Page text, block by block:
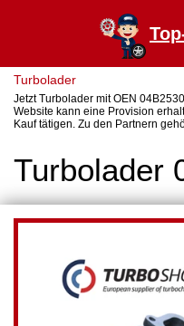
Turbolader
Jetzt Turbolader mit OEN
Website kann eine Provision
Kauf tätigen. Zu den Partnern
Turbolader